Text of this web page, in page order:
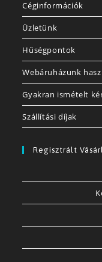
Céginformációk
Üzletünk
Hűségpontok
Webáruházunk
Gyakran ismételt
Szállítási díjak
Regisztrált